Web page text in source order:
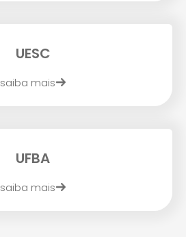
UESC
saiba mais
UFBA
saiba mais